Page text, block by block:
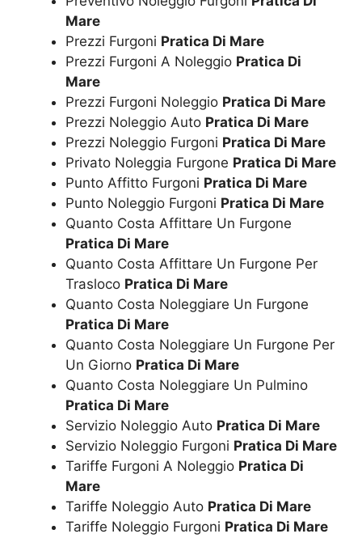
Mare
Prezzi Furgoni Pratica Di Mare
Prezzi Furgoni A Noleggio Pratica Di
Mare
Prezzi Furgoni Noleggio Pratica Di Mare
Prezzi Noleggio Auto Pratica Di Mare
Prezzi Noleggio Furgoni Pratica Di Mare
Privato Noleggia Furgone Pratica Di Mare
Punto Affitto Furgoni Pratica Di Mare
Punto Noleggio Furgoni Pratica Di Mare
Quanto Costa Affittare Un Furgone
Pratica Di Mare
Quanto Costa Affittare Un Furgone Per
Trasloco Pratica Di Mare
Quanto Costa Noleggiare Un Furgone
Pratica Di Mare
Quanto Costa Noleggiare Un Furgone Per
Un Giorno Pratica Di Mare
Quanto Costa Noleggiare Un Pulmino
Pratica Di Mare
Servizio Noleggio Auto Pratica Di Mare
Servizio Noleggio Furgoni Pratica Di Mare
Tariffe Furgoni A Noleggio Pratica Di
Mare
Tariffe Noleggio Auto Pratica Di Mare
Tariffe Noleggio Furgoni Pratica Di Mare